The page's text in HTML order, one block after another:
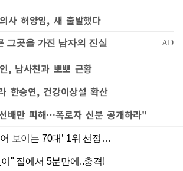
사 허양임, 새 출발했다
, 남사친과 뽀뽀 근황
한승연, 건강이상설 확산
배만 피해…폭로자 신분 공개하라"